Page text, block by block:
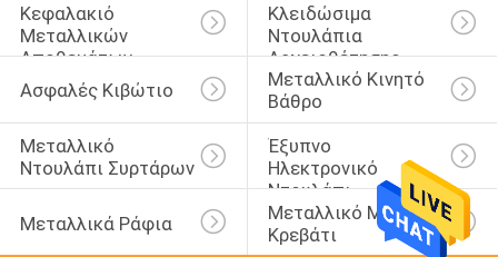
κινητό να
τοποθετήσει σε
ράφι
15
Κεφαλακιό
Μεταλλικών
Αποθεμάτων
Κλειδώσιμα
Ντουλάπια
Αρχειοθέτησης
Ασφαλές Κιβώτιο
Μεταλλικό Κινητό
Βάθρο
Μεταλλικό
Ντουλάπι Συρτάρων
Έξυπνο
Ηλεκτρονικό
Ντουλάπι
Μεταλλικά Ράφια
Μεταλλικό Μονό
Κρεβάτι